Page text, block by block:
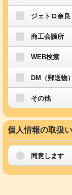
ジェトロ奈良
商工会議所
WEB検索
DM（郵送物
その他
個人情報の取扱
同意します